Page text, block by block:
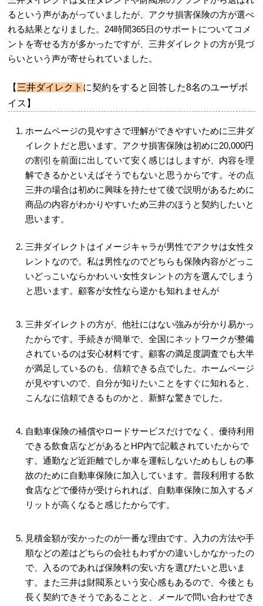
るという声があがっていましたが、アクサ損害保険の方が選べ
れる結果となりました。24時間365日のサポートについてコメ
ントを寄せる方が多かったですが、三井ダイレクトの方が見づ
らいという声が寄せられていました。
【 三井ダイレクト に契約をすると回答した8名のユーザボ
イス】
ホームページの見やすさで理解ができやすいために三井ダ
イレクトだと思います。アクサ損害保険は初めに20,000円
の割引を前面に出していて安く感じはしますが、内容を理
解できるかといえばそうでもないと思うからです。その点
三井の場合は初めに興味を持たせて後で説明があるために
商品の内容がわかりやすいため三井のほうと契約したいと
思います。
三井ダイレクトはイメージキャラが男性でアクサは女性タ
レントなので。私は男性なのでどちらも保険内容がどっこ
いどっこいならかわいい女性タレントの方を選んでしまう
と思います。顧客が女性なら逆かも知れませんが
三井ダイレクトの方が、他社にはない強みが分かり易かっ
たからです。手続きが簡単で、全国にネットワークが整備
されているのは安心材料です。顧客の満足度調査でも大半
が満足しているのも、信頼できる点でした。ホームページ
が見やすいので、自分が知りたいことをすぐに知れると、
こんなに信頼できるものかと、新鮮な驚きでした。
自動車保険の補償やロードサービスだけでなく、優待利用
できる飲食店などがあるとHP内で記載されていたからで
す。通勤など近距離でしか車を運転しないためもしもの事
故のために自動車保険に加入しています。普段利用する飲
食店などで優待が受けられれば、自動車保険に加入するメ
リットが高くなると感じたからです。
見積金額が安かったのが一番な理由です。入力の方法や手
順などの差はどちらの会社もわずかの違いしかなかったの
で、入るのであれば保険料の安い方を選びたいと思いま
す。また三井は財閥系という安心感もあるので、今後とも
長く契約できそうであることと、メールで問い合わせでき